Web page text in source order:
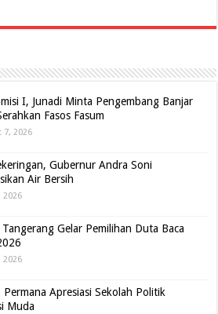
I, Junadi Minta Pengembang Banjar
Fasos Fasum
7, 2026
Gubernur Andra Soni
Air Bersih
2026
Gelar Pemilihan Duta Baca
2026
Permana Apresiasi Sekolah Politik
Muda